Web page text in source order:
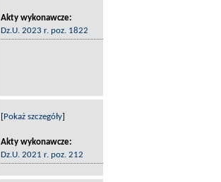
Akty wykonawcze:
Dz.U. 2023 r. poz. 1822
Pokaż szczegóły
Akty wykonawcze:
Dz.U. 2021 r. poz. 212